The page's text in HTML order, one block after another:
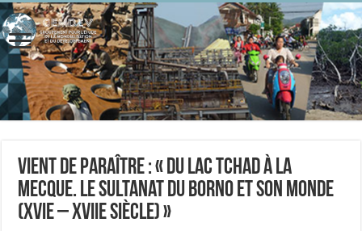
Vient de paraître : « Du lac Tchad à la
Mecque. Le sultanat du Borno et son monde
(XVIe – XVIIe siècle) »